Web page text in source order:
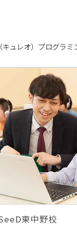
キュレオ）プログラミ
東中野校